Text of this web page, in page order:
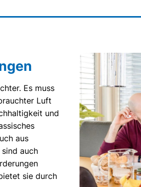
Es muss
Luft
und
aus
auch
sie durch